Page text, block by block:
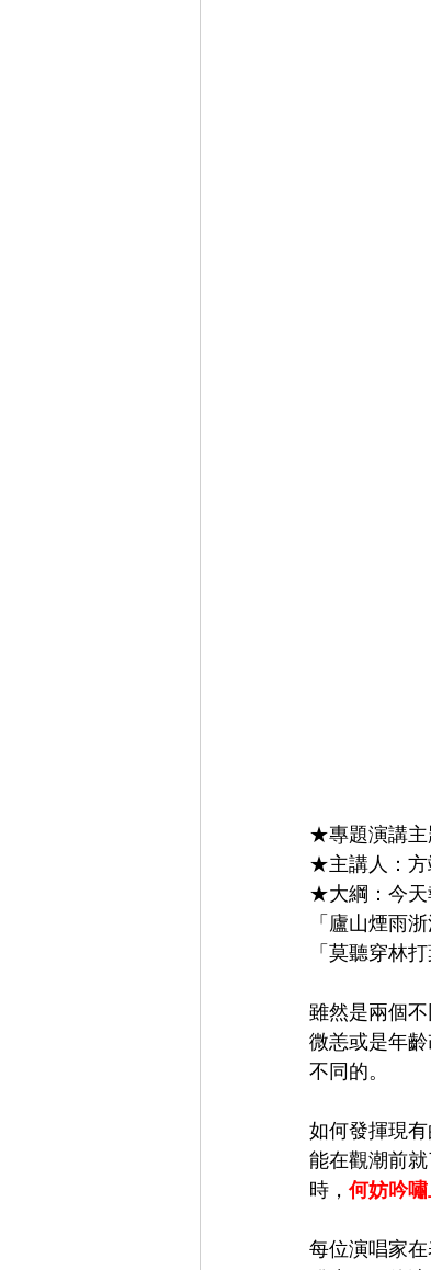
★專題演講
★主講人：
★大綱：今天
「廬山煙雨
「莫聽穿林
雖然是兩個
微恙或是年
不同的。
如何發揮現
能在觀潮前
時， 何妨吟
每位演唱家